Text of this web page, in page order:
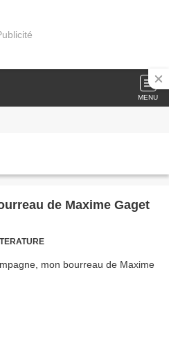
MENU
de Maxime Gaget